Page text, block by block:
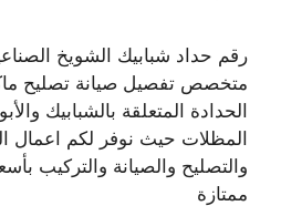
رقم حداد شبابيك الشويخ
متخصص تفصيل صيانة تصليح
الحدادة المتعلقة بالشبابيك
المظلات حيث نوفر لكم اعمال
والتصليح والصيانة والتركيب
ممتازة